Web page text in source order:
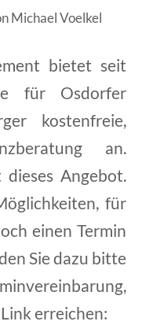
Michael Voelkel
bietet seit
für Osdorfer
kostenfreie,
an.
Angebot.
für
einen Termin
Sie dazu bitte
erreichen: